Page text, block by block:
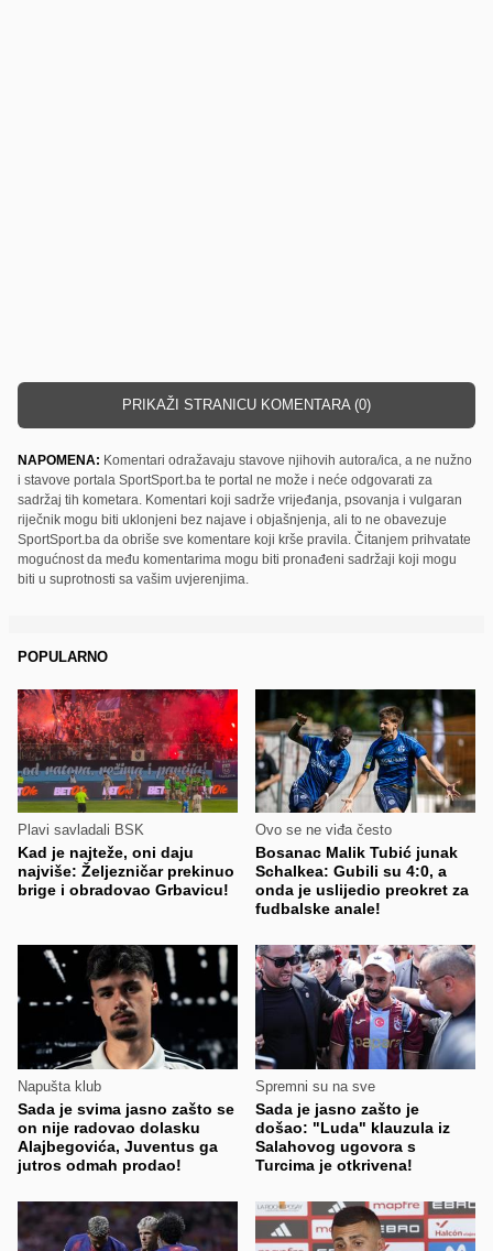
PRIKAŽI STRANICU KOMENTARA (0)
NAPOMENA: Komentari odražavaju stavove njihovih autora/ica, a ne nužno
i stavove portala SportSport.ba te portal ne može i neće odgovarati za
sadržaj tih kometara. Komentari koji sadrže vrijeđanja, psovanja i vulgaran
riječnik mogu biti uklonjeni bez najave i objašnjenja, ali to ne obavezuje
SportSport.ba da obriše sve komentare koji krše pravila. Čitanjem prihvatate
mogućnost da među komentarima mogu biti pronađeni sadržaji koji mogu
biti u suprotnosti sa vašim uvjerenjima.
POPULARNO
Plavi savladali BSK
Kad je najteže, oni daju
najviše: Željezničar prekinuo
brige i obradovao Grbavicu!
Ovo se ne viđa često
Bosanac Malik Tubić junak
Schalkea: Gubili su 4:0, a
onda je uslijedio preokret za
fudbalske anale!
Napušta klub
Sada je svima jasno zašto se
on nije radovao dolasku
Alajbegovića, Juventus ga
jutros odmah prodao!
Spremni su na sve
Sada je jasno zašto je
došao: "Luda" klauzula iz
Salahovog ugovora s
Turcima je otkrivena!